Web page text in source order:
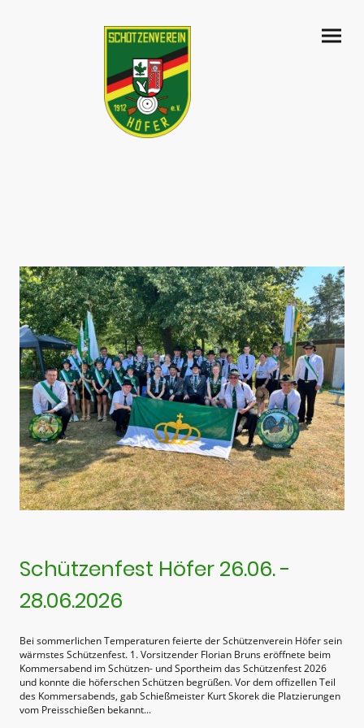
Schützenfest Höfer 26.06. -
28.06.2026
Bei sommerlichen Temperaturen feierte der Schützenverein Höfer sein
wärmstes Schützenfest. 1. Vorsitzender Florian Bruns eröffnete beim
Kommersabend im Schützen- und Sportheim das Schützenfest 2026
und konnte die höferschen Schützen begrüßen. Vor dem offizellen Teil
des Kommersabends, gab Schießmeister Kurt Skorek die Platzierungen
vom Preisschießen bekannt...